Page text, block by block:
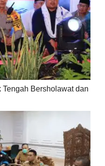
Bersholawat dan